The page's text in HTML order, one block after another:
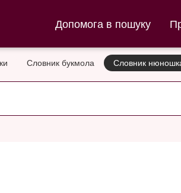
Словник нюношка
Допомога в пошуку
Словник букмола Словник